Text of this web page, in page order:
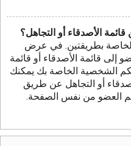
الأصدقاء أو التجاهل؟
بطريقتين. في عرض
إلى قائمة الأصدقاء أو قائمة
الشخصية الخاصة بك يمكنك
أو التجاهل عن طريق
العضو من نفس الصفحة.